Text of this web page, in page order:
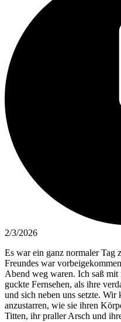
2/3/2026
Es war ein ganz normaler Tag
Freundes war
Abend weg waren. Ich saß
guckte Fernsehen, als ihre
und sich neben uns setzte. Wir
anzustarren, wie sie ihren
Titten, ihr praller Arsch und